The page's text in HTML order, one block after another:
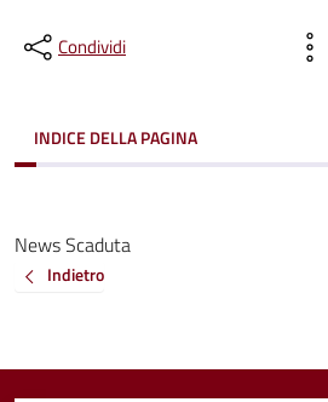
Condividi
INDICE DELLA PAGINA
News Scaduta
Indietro